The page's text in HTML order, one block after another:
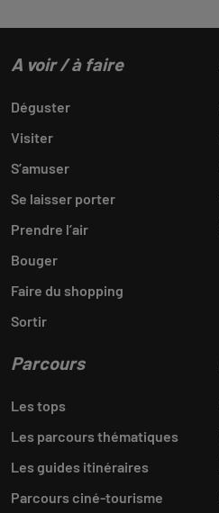
A voir / à faire
Déguster
Visiter
S’amuser
Se laisser porter
Prendre l’air
Bouger
Faire du shopping
Sortir
Parcours
Les tops
Les parcours thématiques
Les guides itinéraires
Parcours ciné-tourisme